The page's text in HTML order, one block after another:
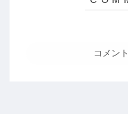
コメン